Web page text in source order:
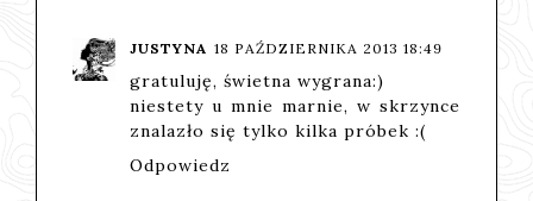
JUSTYNA 18 PAŹDZIERNIKA 2013 18:49
gratuluję, świetna wygrana:)
niestety u mnie marnie, w skrzynce
znalazło się tylko kilka próbek :(
Odpowiedz